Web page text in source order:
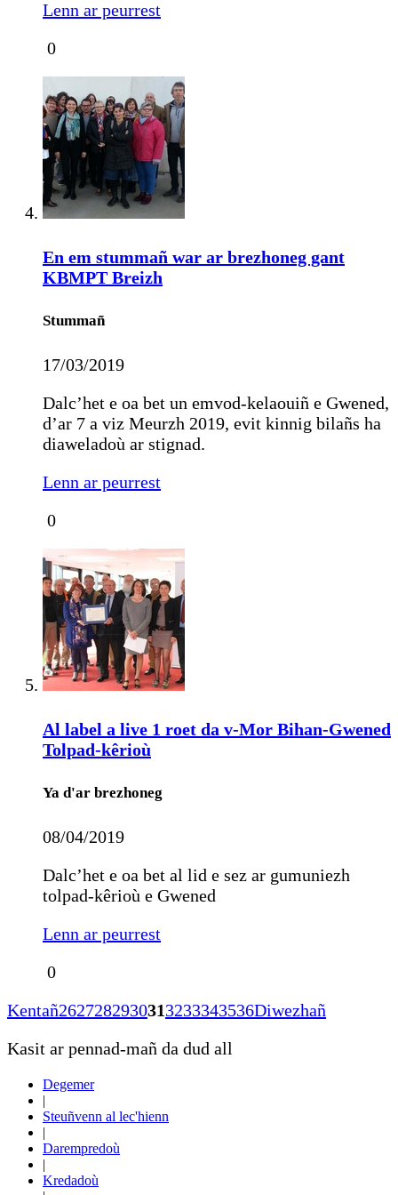
Lenn ar peurrest
0
En em stummañ war ar brezhoneg gant
KBMPT Breizh
Stummañ
17/03/2019
Dalc’het e oa bet un emvod-kelaouiñ e Gwened,
d’ar 7 a viz Meurzh 2019, evit kinnig bilañs ha
diaweladoù ar stignad.
Lenn ar peurrest
0
Al label a live 1 roet da v-Mor Bihan-Gwened
Tolpad-kêrioù
Ya d'ar brezhoneg
08/04/2019
Dalc’het e oa bet al lid e sez ar gumuniezh
tolpad-kêrioù e Gwened
Lenn ar peurrest
0
Kentañ2627282930313233343536Diwezhañ
Kasit ar pennad-mañ da dud all
Degemer
|
Steuñvenn al lec'hienn
|
Darempredoù
|
Kredadoù